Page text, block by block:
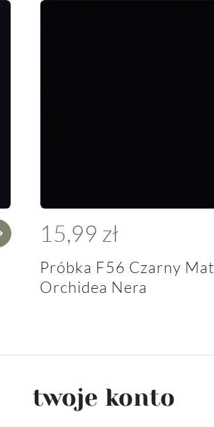
15,99 zł
Próbka F56 Czarny Mat
Orchidea Nera
twoje konto